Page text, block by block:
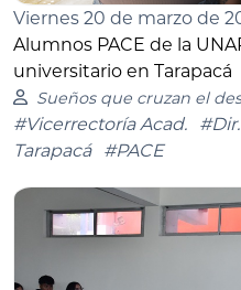
Viernes 20 de marzo de
Alumnos PACE de la
universitario en Tarapacá
Sueños que cruzan el
#Vicerrectoría Acad.
Tarapacá
#PACE